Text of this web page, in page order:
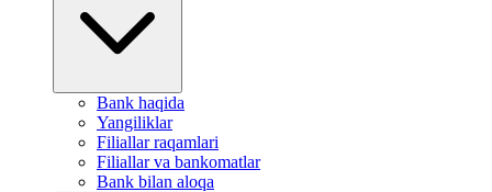
Bank haqida
Yangiliklar
Filiallar raqamlari
Filiallar va bankomatlar
Bank bilan aloqa